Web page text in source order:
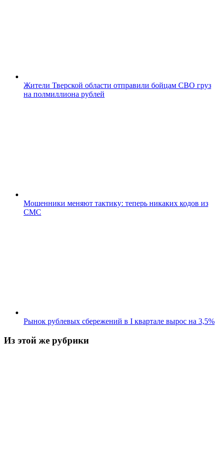
Жители Тверской области отправили бойцам СВО груз
на полмиллиона рублей
Мошенники меняют тактику: теперь никаких кодов из
СМС
Рынок рублевых сбережений в I квартале вырос на 3,5%
Из этой же рубрики